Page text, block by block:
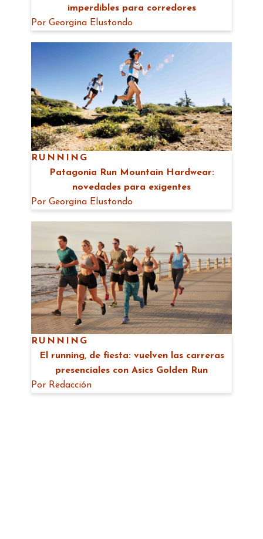
imperdibles para corredores
Por Georgina Elustondo
RUNNING
Patagonia Run Mountain Hardwear:
novedades para exigentes
Por Georgina Elustondo
RUNNING
El running, de fiesta: vuelven las carreras
presenciales con Asics Golden Run
Por Redacción